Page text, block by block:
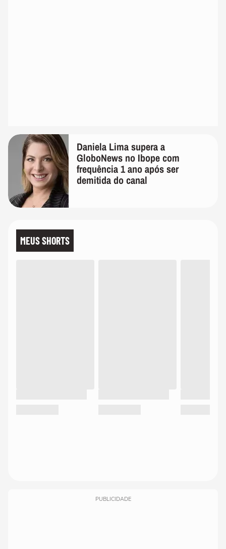
Daniela Lima supera a
GloboNews no Ibope com
frequência 1 ano após ser
demitida do canal
MEUS SHORTS
PUBLICIDADE